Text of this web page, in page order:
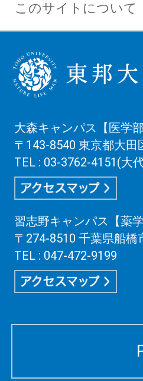
このサイトについて
大森キャンパス【医学
〒143-8540 東京都大田
TEL : 03-3762-4151(大
習志野キャンパス【薬
〒274-8510 千葉県船橋
TEL : 047-472-9199